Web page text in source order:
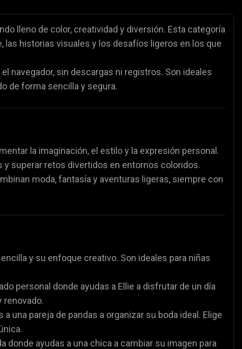
Juegos de Simulación de Vida 🤸 Juegos de Saltar
👮 Juegos de Policía 🧮 Juegos de matemáticas
⚽ partidos de fútbol
lleno de color, creatividad y diversión. Esta categoría
las historias visuales y los desafíos ligeros en los que
navegador, sin descargas ni registros. Son ideales
de forma sencilla y segura.
la imaginación, el estilo y la expresión personal.
superar retos divertidos en entornos coloridos.
moda, fantasía y aventuras ligeras, siempre con
y su enfoque creativo. Son ideales para niñas
personal donde ayudas a Ellie a disfrutar de un día
renovado.
una pareja de pandas a organizar su boda ideal. Elige
donde ayudas a una chica a cambiar su imagen para